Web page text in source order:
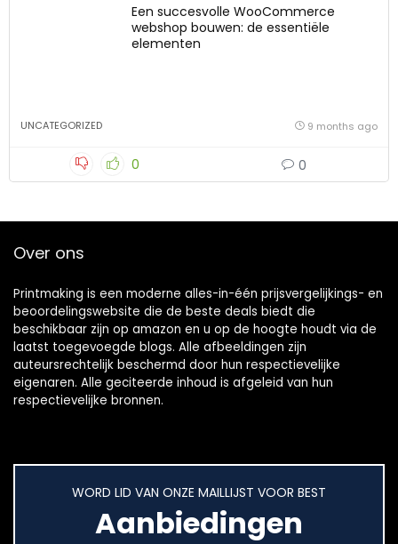
Een succesvolle WooCommerce
webshop bouwen: de essentiële
elementen
UNCATEGORIZED 9 months ago
0 0
Over ons
Printmaking is een moderne alles-in-één prijsvergelijkings- en
beoordelingswebsite die de beste deals biedt die
beschikbaar zijn op amazon en u op de hoogte houdt via de
laatst toegevoegde blogs. Alle afbeeldingen zijn
auteursrechtelijk beschermd door hun respectievelijke
eigenaren. Alle geciteerde inhoud is afgeleid van hun
respectievelijke bronnen.
WORD LID VAN ONZE MAILLIJST VOOR BEST
Aanbiedingen